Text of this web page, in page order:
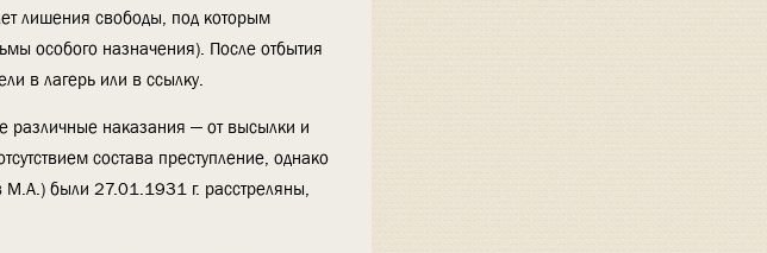
лишения свободы, под которым
особого назначения). После отбытия
в лагерь или в ссылку.
различные наказания — от высылки и
состава преступление, однако
были 27.01.1931 г. расстреляны,